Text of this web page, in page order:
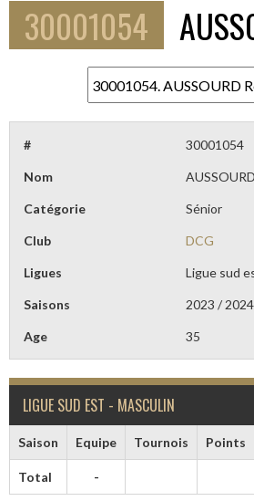
30001054
# 30001054
Nom
Catégorie Sénior
Club DCG
Ligues Ligue sud
Saisons 2023 / 2024
Age 35
LIGUE SUD EST - MASCULIN
Saison Equipe Tournois Points
Total -